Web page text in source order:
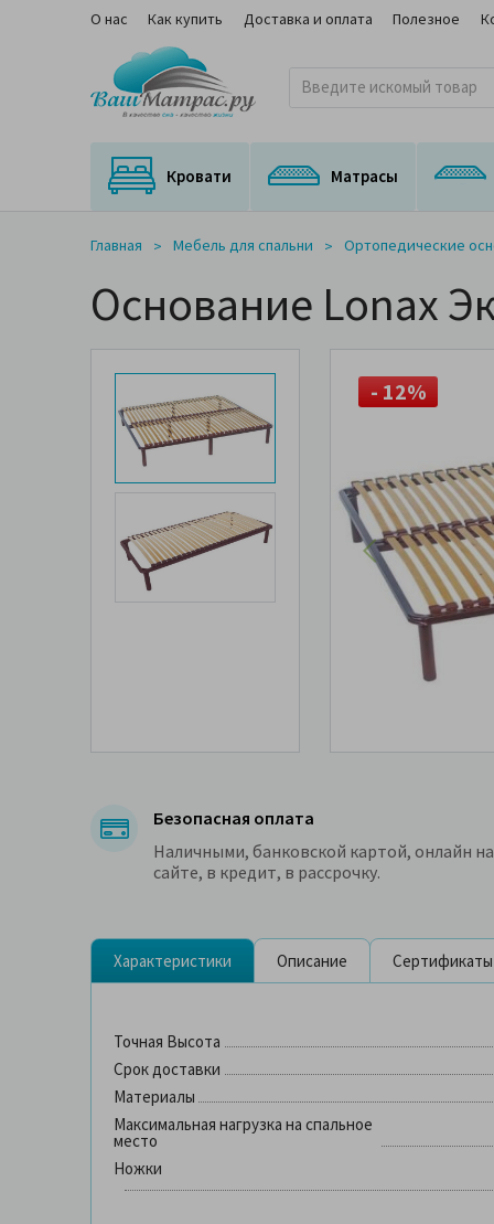
О нас Как купить Доставка и оплата Полезное
Кровати Матрасы
Главная Мебель для спальни Ортопедические
Основание Lonax
- 12%
Безопасная оплата
Наличными, банковской картой, онлайн на
сайте, в кредит, в рассрочку.
Характеристики Описание Сертификаты
Точная Высота
Срок доставки
Материалы
Максимальная нагрузка на спальное
место
Ножки